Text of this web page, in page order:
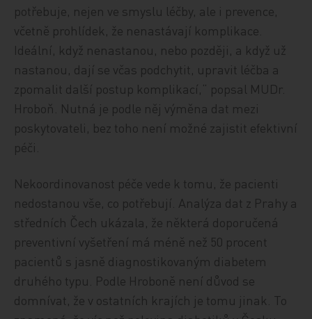
potřebuje, nejen ve smyslu léčby, ale i prevence,
včetně prohlídek, že nenastávají komplikace.
Ideální, když nenastanou, nebo později, a když už
nastanou, dají se včas podchytit, upravit léčba a
zpomalit další postup komplikací,“ popsal MUDr.
Hroboň. Nutná je podle něj výměna dat mezi
poskytovateli, bez toho není možné zajistit efektivní
péči.
Nekoordinovanost péče vede k tomu, že pacienti
nedostanou vše, co potřebují. Analýza dat z Prahy a
středních Čech ukázala, že některá doporučená
preventivní vyšetření má méně než 50 procent
pacientů s jasně diagnostikovaným diabetem
druhého typu. Podle Hroboně není důvod se
domnívat, že v ostatních krajích je tomu jinak. To